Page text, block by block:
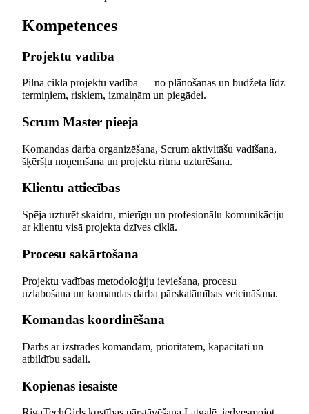
Kompetences
Projektu vadība
Pilna cikla projektu vadība — no plānošanas un budžeta līdz
termiņiem, riskiem, izmaiņām un piegādei.
Scrum Master pieeja
Komandas darba organizēšana, Scrum aktivitāšu vadīšana,
šķēršļu noņemšana un projekta ritma uzturēšana.
Klientu attiecības
Spēja uzturēt skaidru, mierīgu un profesionālu komunikāciju
ar klientu visā projekta dzīves ciklā.
Procesu sakārtošana
Projektu vadības metodoloģiju ieviešana, procesu
uzlabošana un komandas darba pārskatāmības veicināšana.
Komandas koordinēšana
Darbs ar izstrādes komandām, prioritātēm, kapacitāti un
atbildību sadali.
Kopienas iesaiste